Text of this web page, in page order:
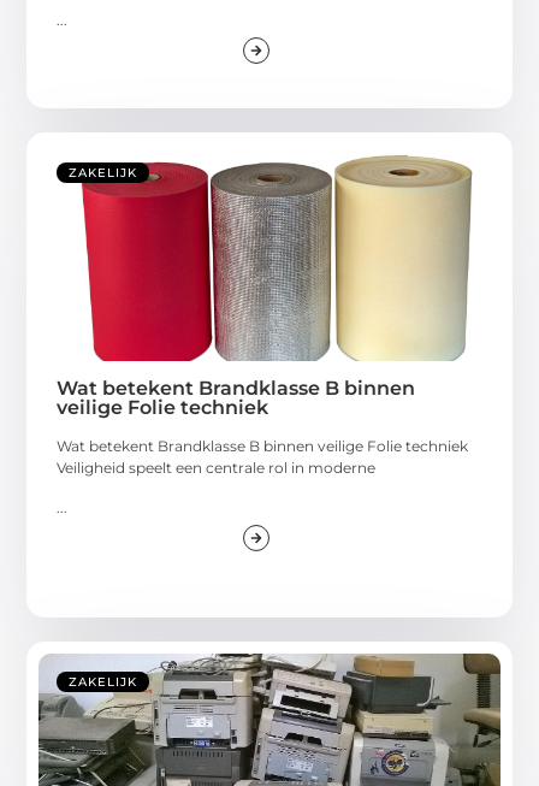
...
ZAKELIJK
Wat betekent Brandklasse B binnen
veilige Folie techniek
Wat betekent Brandklasse B binnen veilige Folie techniek
Veiligheid speelt een centrale rol in moderne
ZAKELIJK